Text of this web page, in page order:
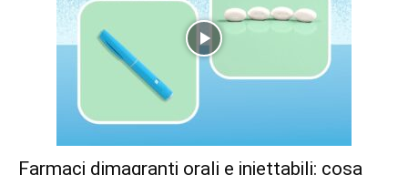
Farmaci dimagranti orali e iniettabili: cosa